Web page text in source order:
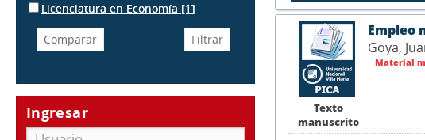
Licenciatura en Economía [1]
Ingresar
Texto
manuscrito
Empleo
Goya,
Material